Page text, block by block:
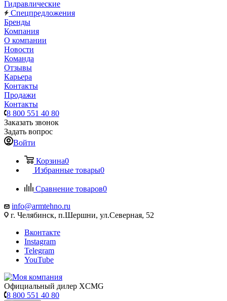
Гидравлические
Спецпредложения
Бренды
Компания
О компании
Новости
Команда
Отзывы
Карьера
Контакты
Продажи
Контакты
8 800 551 40 80
Заказать звонок
Задать вопрос
Войти
Корзина0
Избранные товары0
Сравнение товаров0
info@armtehno.ru
г. Челябинск, п.Шершни, ул.Северная, 52
Вконтакте
Instagram
Telegram
YouTube
Официальный дилер XCMG
8 800 551 40 80